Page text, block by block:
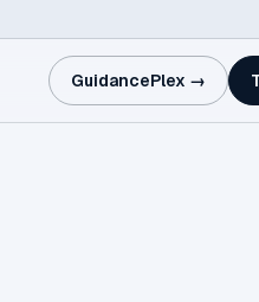
GuidancePlex →